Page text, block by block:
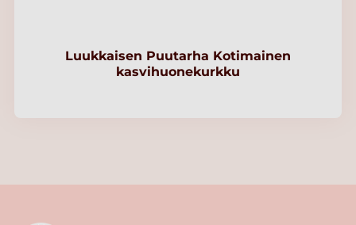
Luukkaisen Puutarha Kotimainen
kasvihuonekurkku